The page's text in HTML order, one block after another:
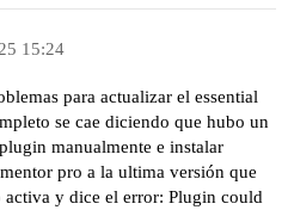
15:24
para actualizar el essential
se cae diciendo que hubo un
manualmente e instalar
pro a la ultima versión que
activa y dice el error: Plugin could